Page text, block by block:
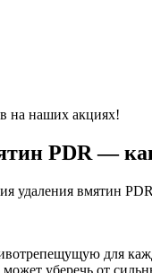
на наших акциях!
PDR —
удаления вмятин
для
уберечь от